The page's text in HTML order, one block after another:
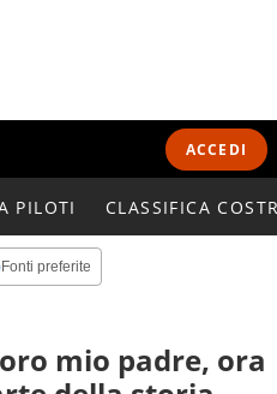
ACCEDI
PILOTI CLASSIFICA
Fonti preferite
mio padre, ora